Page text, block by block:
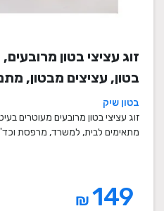
זוג עציצי בטון
בטון, עציצים מבטון,
לעובדים, מתנות
מתנה, מתנות מיוחדות
בטון שיק
זוג עציצי בטון מרובעים מעוטרים
מתאימים לבית, למשרד, מרפסת וכד'
₪